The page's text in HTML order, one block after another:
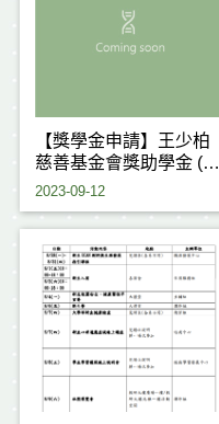
【獎學金申請】王少柏
慈善基金會獎助學金 (大
學部截止：
2023-09-12